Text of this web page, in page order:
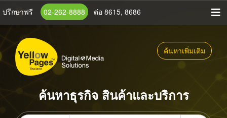
ข้าม
เนื้อหา
หลัก
ปรึกษาฟรี 02-262-8888 ต่อ 8615, 8686
ค้นหาเพิ่มเติม
ค้นหาธุรกิจ สินค้าและบริการ